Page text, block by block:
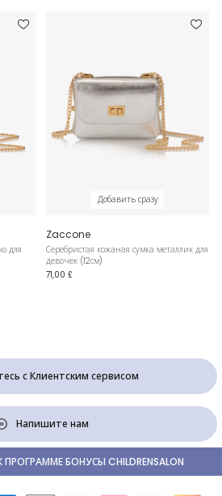
для
Добавить сразу
Zaccone
Серебристая кожаная сумка металлик для
девочек (12см)
71,00 £
с Клиентским сервисом
Напишите нам
БОНУСЫ CHILDRENSALON